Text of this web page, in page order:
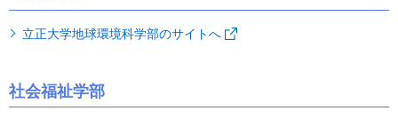
立正大学地球環境科学部のサイトへ
社会福祉学部